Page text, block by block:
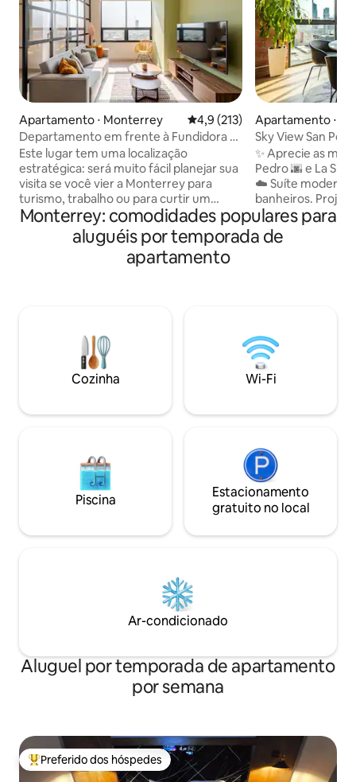
Apartamento ⋅ Monterrey 4,9 de uma avaliação média de
4,9 (213)
Departamento em frente à Fundidora e
Arena Monterrey
Este lugar tem uma localização
estratégica: será muito fácil planejar sua
visita se você vier a Monterrey para
turismo, trabalho ou para curtir um
festival! O apartamento fica em frente à
Arena Monterrey, Cintermex, Parque
Fundidora e Paseo Santa Lucia (no
centro de Mty). Tem vista para o Cerro
apartamento é confortável, dedicado a
pessoas que gostam de um design
Apartamento ⋅
arza García
Sky View San
e a montanha, 2
✨ Aprecie as
Pedro 🌆 e La
☁️ Suíte moderna de 2 quartos e 2
banheiros.
exclusividade e
propriedade
tranquilo e
a poucos minutos
shoppings,
corporativos.
Monterrey: comodidades populares para
aluguéis por temporada de
apartamento
Cozinha Wi-Fi
Piscina
Estacionamento
gratuito no local
Ar-condicionado
Aluguel por temporada de apartamento
por semana
Entre os melhores preferidos dos hóspedes
Preferido dos hóspedes